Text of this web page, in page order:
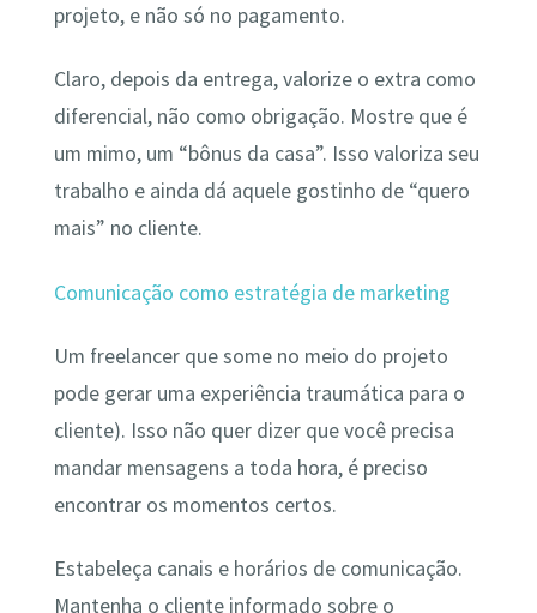
projeto, e não só no pagamento.
Claro, depois da entrega, valorize o extra como
diferencial, não como obrigação. Mostre que é
um mimo, um “bônus da casa”. Isso valoriza seu
trabalho e ainda dá aquele gostinho de “quero
mais” no cliente.
Comunicação como estratégia de marketing
Um freelancer que some no meio do projeto
pode gerar uma experiência traumática para o
cliente). Isso não quer dizer que você precisa
mandar mensagens a toda hora, é preciso
encontrar os momentos certos.
Estabeleça canais e horários de comunicação.
Mantenha o cliente informado sobre o